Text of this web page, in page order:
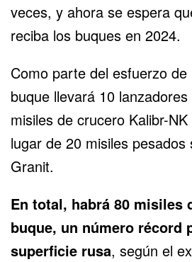
veces, y ahora se espera
reciba los buques en 2024.
Como parte del esfuerzo
buque llevará 10
misiles de crucero Kalibr-
lugar de 20 misiles pesados
Granit.
En total, habrá 80 misiles
buque, un número récord
superficie rusa, según el